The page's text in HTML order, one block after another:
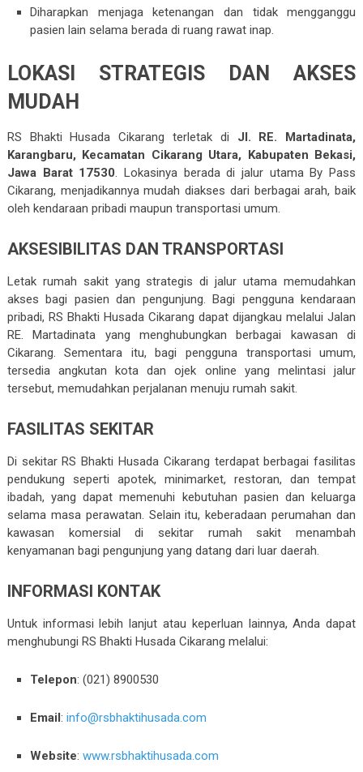
Diharapkan menjaga ketenangan dan tidak mengganggu
pasien lain selama berada di ruang rawat inap.
LOKASI STRATEGIS DAN AKSES
MUDAH
RS Bhakti Husada Cikarang terletak di Jl. RE. Martadinata,
Karangbaru, Kecamatan Cikarang Utara, Kabupaten Bekasi,
Jawa Barat 17530. Lokasinya berada di jalur utama By Pass
Cikarang, menjadikannya mudah diakses dari berbagai arah, baik
oleh kendaraan pribadi maupun transportasi umum.
AKSESIBILITAS DAN TRANSPORTASI
Letak rumah sakit yang strategis di jalur utama memudahkan
akses bagi pasien dan pengunjung. Bagi pengguna kendaraan
pribadi, RS Bhakti Husada Cikarang dapat dijangkau melalui Jalan
RE. Martadinata yang menghubungkan berbagai kawasan di
Cikarang.
Sementara itu, bagi pengguna transportasi umum,
tersedia angkutan kota dan ojek online yang melintasi jalur
tersebut, memudahkan perjalanan menuju rumah sakit.
FASILITAS SEKITAR
Di sekitar RS Bhakti Husada Cikarang terdapat berbagai fasilitas
pendukung seperti apotek, minimarket, restoran, dan tempat
ibadah, yang dapat memenuhi kebutuhan pasien dan keluarga
selama masa perawatan. Selain itu, keberadaan perumahan dan
kawasan komersial di sekitar rumah sakit menambah
kenyamanan bagi pengunjung yang datang dari luar daerah.​
INFORMASI KONTAK
Untuk informasi lebih lanjut atau keperluan lainnya, Anda dapat
menghubungi RS Bhakti Husada Cikarang melalui:
Telepon: (021) 8900530
Email:info@rsbhaktihusada.com
Website:www.rsbhaktihusada.com